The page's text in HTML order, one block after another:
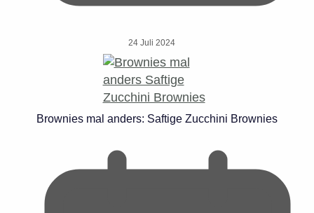
24 Juli 2024
Brownies mal anders: Saftige Zucchini Brownies